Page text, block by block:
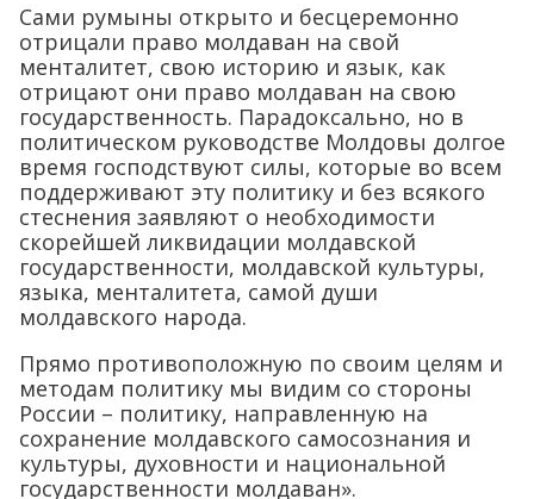
Сами румыны открыто и бесцеремонно
отрицали право молдаван на свой
менталитет, свою историю и язык, как
отрицают они право молдаван на свою
государственность. Парадоксально, но в
политическом руководстве Молдовы долгое
время господствуют силы, которые во всем
поддерживают эту политику и без всякого
стеснения заявляют о необходимости
скорейшей ликвидации молдавской
государственности, молдавской культуры,
языка, менталитета, самой души
молдавского народа.
Прямо противоположную по своим целям и
методам политику мы видим со стороны
России – политику, направленную на
сохранение молдавского самосознания и
культуры, духовности и национальной
государственности молдаван».